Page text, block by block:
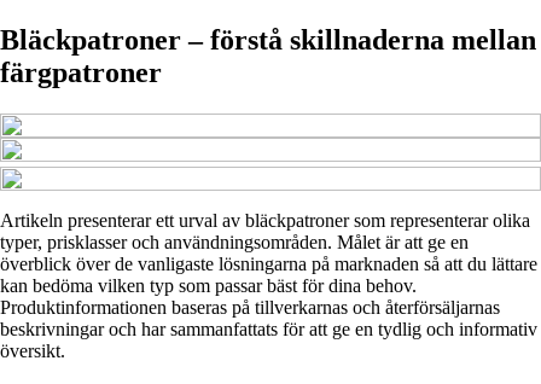
Bläckpatroner – förstå skillnaderna mellan
färgpatroner
Artikeln presenterar ett urval av bläckpatroner som representerar olika
typer, prisklasser och användningsområden. Målet är att ge en
överblick över de vanligaste lösningarna på marknaden så att du lättare
kan bedöma vilken typ som passar bäst för dina behov.
Produktinformationen baseras på tillverkarnas och återförsäljarnas
beskrivningar och har sammanfattats för att ge en tydlig och informativ
översikt.